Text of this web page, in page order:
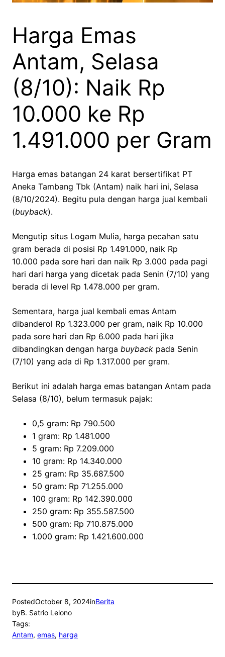
Harga Emas
Antam, Selasa
(8/10): Naik Rp
10.000 ke Rp
1.491.000 per Gram
Harga emas batangan 24 karat bersertifikat PT
Aneka Tambang Tbk (Antam) naik hari ini, Selasa
(8/10/2024). Begitu pula dengan harga jual kembali
(buyback).
Mengutip situs Logam Mulia, harga pecahan satu
gram berada di posisi Rp 1.491.000, naik Rp
10.000 pada sore hari dan naik Rp 3.000 pada pagi
hari dari harga yang dicetak pada Senin (7/10) yang
berada di level Rp 1.478.000 per gram.
Sementara, harga jual kembali emas Antam
dibanderol Rp 1.323.000 per gram, naik Rp 10.000
pada sore hari dan Rp 6.000 pada hari jika
dibandingkan dengan harga buyback pada Senin
(7/10) yang ada di Rp 1.317.000 per gram.
Berikut ini adalah harga emas batangan Antam pada
Selasa (8/10), belum termasuk pajak:
0,5 gram: Rp 790.500
1 gram: Rp 1.481.000
5 gram: Rp 7.209.000
10 gram: Rp 14.340.000
25 gram: Rp 35.687.500
50 gram: Rp 71.255.000
100 gram: Rp 142.390.000
250 gram: Rp 355.587.500
500 gram: Rp 710.875.000
1.000 gram: Rp 1.421.600.000
PostedOctober 8, 2024inBerita
byB. Satrio Lelono
Tags:
Antam, emas, harga